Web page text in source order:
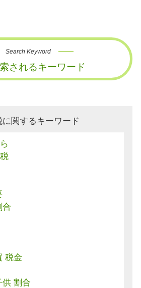
Search Keyword
されるキーワード
に関するキーワード
合
税金
供 割合